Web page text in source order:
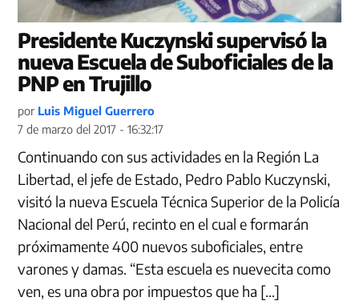
Presidente Kuczynski supervisó la
nueva Escuela de Suboficiales de la
PNP en Trujillo
por Luis Miguel Guerrero
7 de marzo del 2017 - 16:32:17
Continuando con sus actividades en la Región La
Libertad, el jefe de Estado, Pedro Pablo Kuczynski,
visitó la nueva Escuela Técnica Superior de la Policía
Nacional del Perú, recinto en el cual e formarán
próximamente 400 nuevos suboficiales, entre
varones y damas. “Esta escuela es nuevecita como
ven, es una obra por impuestos que ha […]